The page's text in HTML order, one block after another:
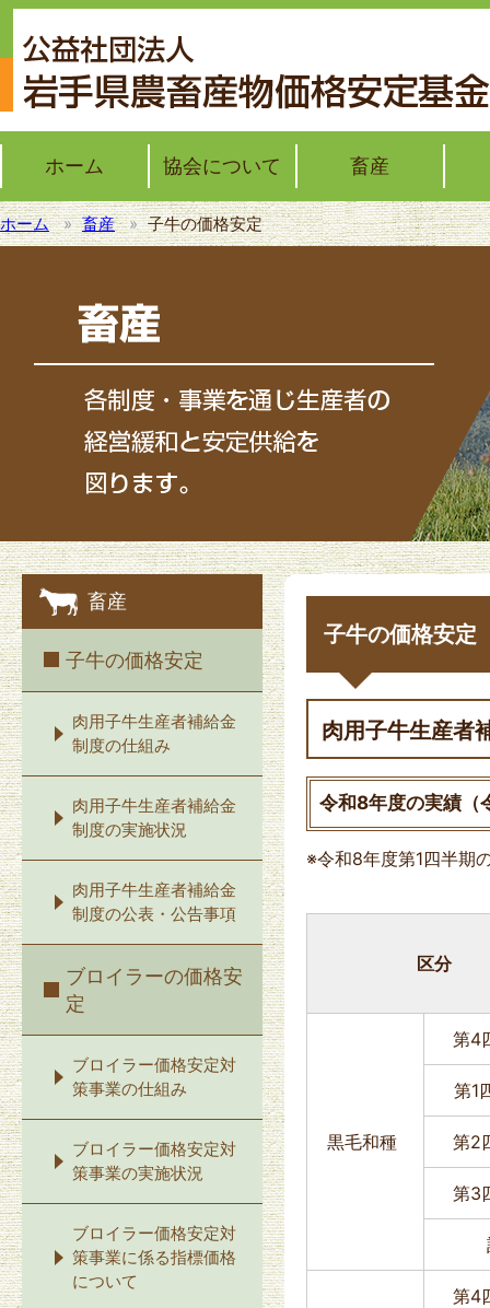
ホーム 協会について
協会概要
協会レポート
畜産
子牛の価格安定
ブロイラーの価格安定
モットー君通信簿 野菜
野菜
加工
果樹
果樹
ホーム 畜産 子牛の価格安定
子牛の価格安定
肉用子牛生産者
令和8年度の実績（
※令和8年度第1四半期
区分
黒毛和種
第4
第1
第2
第3
第4
畜産
子牛の価格安定
肉用子牛生産者補給金
制度の仕組み
肉用子牛生産者補給金
制度の実施状況
肉用子牛生産者補給金
制度の公表・公告事項
ブロイラーの価格安
定
ブロイラー価格安定対
策事業の仕組み
ブロイラー価格安定対
策事業の実施状況
ブロイラー価格安定対
策事業に係る指標価格
について